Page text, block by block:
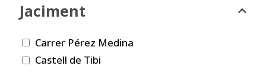
Jaciment
Carrer Pérez Medina
Castell de Tibi